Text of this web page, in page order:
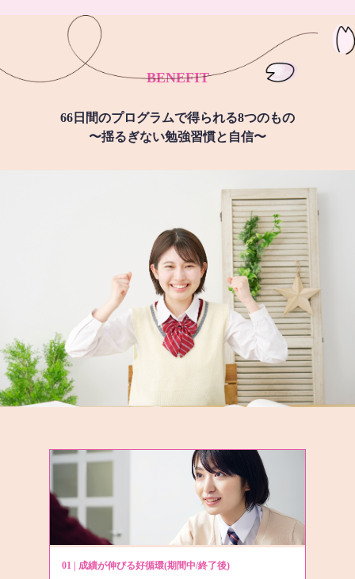
BENEFIT
66日間のプログラムで得られる8つのもの
〜揺るぎない勉強習慣と自信〜
01 | 成績が伸びる好循環(期間中/終了後)